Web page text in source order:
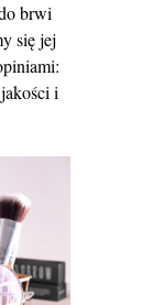
brwi
się jej
i